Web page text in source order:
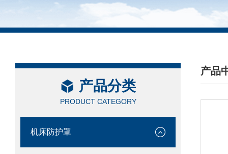
产品分类
PRODUCT CATEGORY
机床防护罩
产品
/